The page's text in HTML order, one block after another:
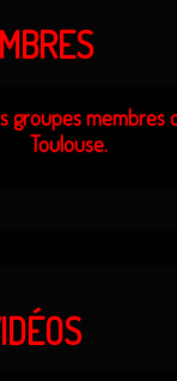
groupes membres
Toulouse.